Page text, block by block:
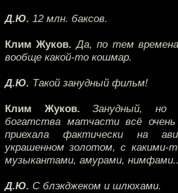
Д.Ю. 12 млн. баксов.
Клим Жуков. Да, по тем
вообще какой-то кошмар.
Д.Ю. Такой занудный фильм!
Клим Жуков. Занудный,
богатства матчасти всё
приехала фактически на
украшенном золотом, с какими-
музыкантами, амурами,
Д.Ю. С блэкджеком и шлюхами.